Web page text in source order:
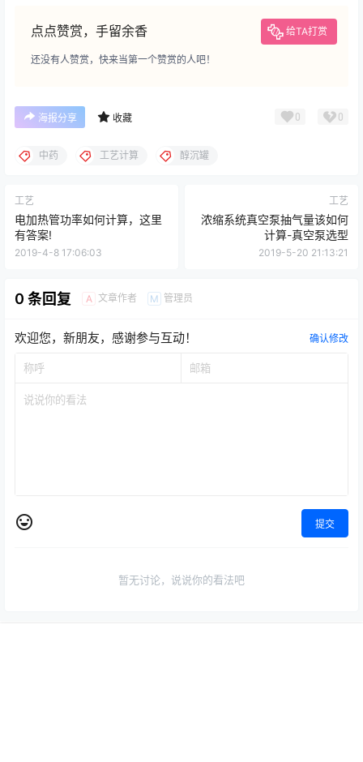
点点赞赏，手留余香 给TA打赏
还没有人赞赏，快来当第一个赞赏的人吧！
海报分享 收藏 0 0
中药 工艺计算 醇沉罐
工艺
电加热管功率如何计算，这里
有答案!
2019-4-8 17:06:03
工艺
浓缩系统真空泵抽气量该如何
计算-真空泵选型
2019-5-20 21:13:21
0 条回复 A 文章作者 M 管理员
欢迎您，新朋友，感谢参与互动！ 确认修改
提交
暂无讨论，说说你的看法吧